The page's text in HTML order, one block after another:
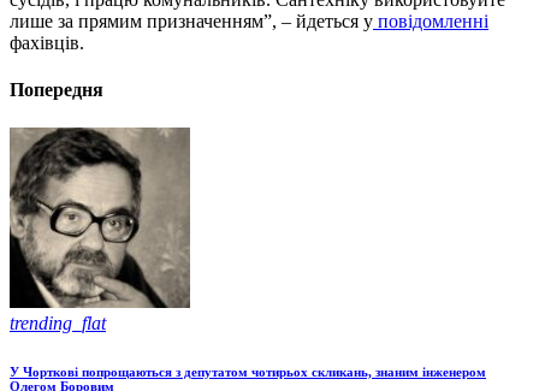
лише за прямим призначенням”, – йдеться у повідомленні
фахівців.
Попередня
trending_flat
У Чорткові попрощаються з депутатом чотирьох скликань, знаним інженером
Олегом Боровим